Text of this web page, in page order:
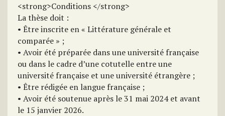
<strong>Conditions </strong>
La thèse doit :
• Être inscrite en « Littérature générale et
comparée » ;
• Avoir été préparée dans une université française
ou dans le cadre d’une cotutelle entre une
université française et une université étrangère ;
• Être rédigée en langue française ;
• Avoir été soutenue après le 31 mai 2024 et avant
le 15 janvier 2026.